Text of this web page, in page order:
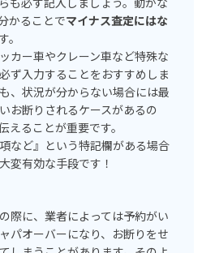
かることでマイナス査定にはな
。
カー車やクレーン車など特殊な
ず入力することをおすすめしま
、状況が分からない場合には最
お断りされるケースがあるの
えることが重要です。
など』という特記欄がある場合
変有効な手段です！
際に、業者によっては予約がい
パオーバーになり、お断りをせ